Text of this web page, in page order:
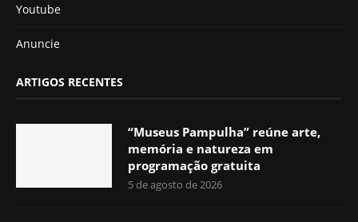
Youtube
Anuncie
ARTIGOS RECENTES
“Museus Pampulha” reúne arte,
memória e natureza em
programação gratuita
5 de agosto de 2026